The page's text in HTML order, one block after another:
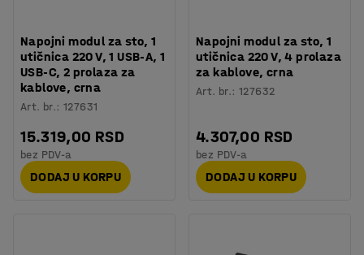
Napojni modul za sto, 1
utičnica 220 V, 1 USB-A, 1
USB-C, 2 prolaza za
kablove, crna
Art. br.:127631
15.319,00 RSD
bez PDV-a
DODAJ U KORPU
Napojni modul za sto, 1
utičnica 220 V, 4 prolaza
za kablove, crna
Art. br.:127632
4.307,00 RSD
bez PDV-a
DODAJ U KORPU